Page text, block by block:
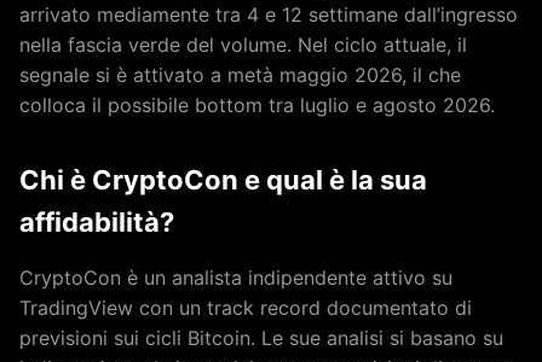
arrivato mediamente tra 4 e 12 settimane dall’ingresso
nella fascia verde del volume. Nel ciclo attuale, il
segnale si è attivato a metà maggio 2026, il che
colloca il possibile bottom tra luglio e agosto 2026.
Chi è CryptoCon e qual è la sua
affidabilità?
CryptoCon è un analista indipendente attivo su
TradingView con un track record documentato di
previsioni sui cicli Bitcoin. Le sue analisi si basano su